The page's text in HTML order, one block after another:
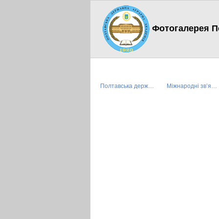
Фотогалерея
Полтавська держ… Міжнародні зв’я…